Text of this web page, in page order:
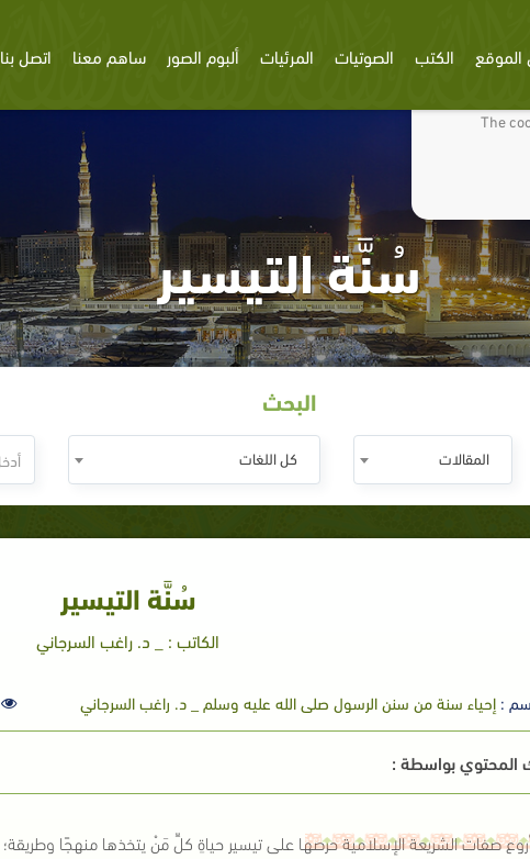
We use
The
الكتب الصوتيات المرئيات ألبوم الصور ساهم معنا اتصل بنا
سُنَّة التيسير
البحث
المقالات كل اللغات
سُنَّة التيسير
الكاتب : _ د. راغب السرجاني
:إحياء سنة من سنن الرسول صلى الله عليه وسلم _ د. راغب السرجاني
المحتوي بواسطة :
صفات الشريعة الإسلامية حرصها على تيسير حياةِ كلِّ مَنْ يتخذها منهجًا وطريقة؛